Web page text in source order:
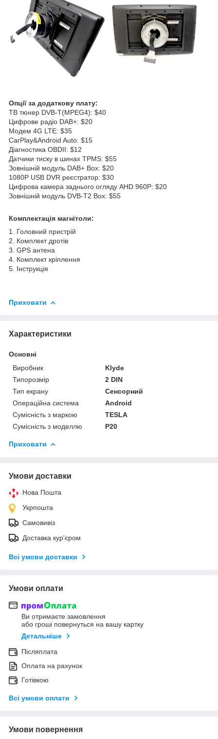
Опції за додаткову плату:
ТВ тюнер DVB-T(MPEG4): $40
Цифрове радіо DAB+: $20
Модем 4G LTE: $35
CarPlay&Android Auto: $15
Діагностика OBDII: $12
Датчики тиску в шинах TPMS: $55
Зовнішній модуль DAB+ Box: $20
1080P USB DVR реєстратор: $30
Цифрова камера заднього огляду AHD 960P: $20
Зовнішній модуль DVB-T2 Box: $55
Комплектація магнітоли:
1. Головний пристрій
2. Комплект дротів
3. GPS антена
4. Комплект кріплення
5. Інструкція
Приховати
Характеристики
Основні
Виробник
Klyde
Типорозмір
2 DIN
Тип екрану
Сенсорний
Операційна система
Android
Сумісність з маркою
TESLA
Сумісність з моделлю
P20
Приховати
Умови доставки
Нова Пошта
Укрпошта
Самовивіз
Доставка кур'єром
Всі умови доставки
Умови оплати
Ви отримаєте замовлення
або гроші повернуться на вашу картку
Детальніше
Післяплата
Оплата на рахунок
Готівкою
Всі умови оплати
Умови повернення